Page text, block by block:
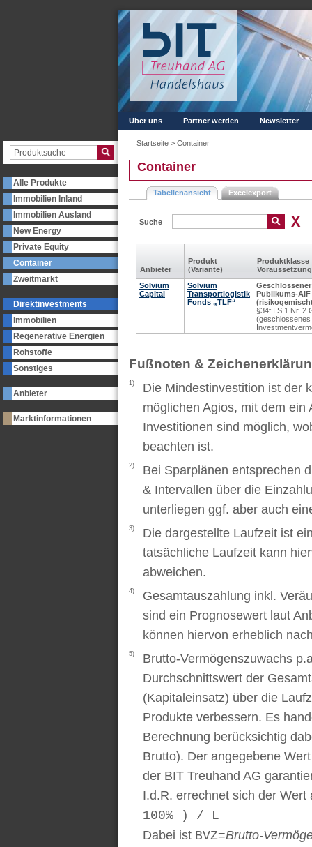
Alle Produkte
Immobilien Inland
Immobilien Ausland
New Energy
Private Equity
Container
Zweitmarkt
Direktinvestments
Immobilien
Regenerative Energien
Rohstoffe
Sonstiges
Anbieter
Marktinformationen
Über uns Partner werden Newsletter
Startseite > Container
Container
Tabellenansicht Excelexport
Suche
Anbieter
Produkt
(Variante)
Produkt­klasse
Voraus­setzung
Solvium
Capital
Solvium
Transportlogistik
Fonds „TLF“
Geschlossener
Publikums-AIF
§34f I S.1 Nr. 2
(geschlossenes
Fußnoten &
1)
Die Mindestinvestition ist der
möglichen Agios, mit dem
Investitionen sind möglich,
beachten ist.
2)
Bei Sparplänen entsprechen
& Intervallen über die
unterliegen ggf. aber auch
3)
Die dargestellte Laufzeit ist
tatsächliche Laufzeit kann
abweichen.
4)
Gesamtauszahlung inkl.
sind ein Prognosewert laut
können hiervon erheblich
5)
Brutto-Vermögenszuwachs
Durchschnittswert der
(Kapitaleinsatz) über die
Produkte verbessern. Es
Berechnung berücksichtig
Brutto). Der angegebene
der BIT Treuhand AG
I.d.R. errechnet sich der
100% ) / L
Dabei ist BVZ=Brutto-